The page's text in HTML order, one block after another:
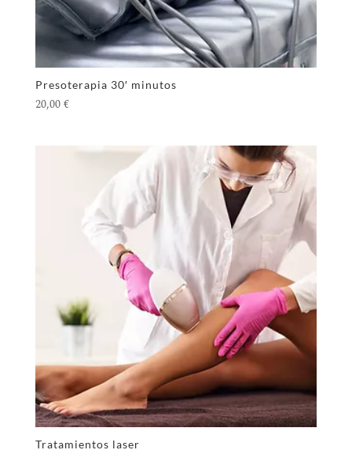
Presoterapia 30′ minutos
20,00€
Tratamientos laser